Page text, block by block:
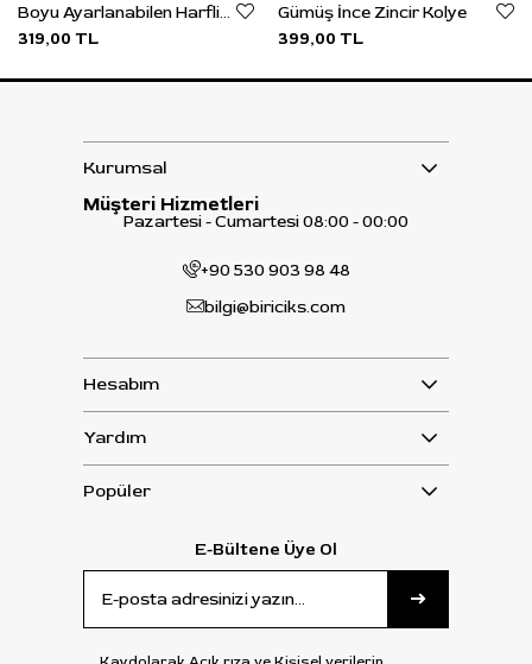
Boyu Ayarlanabilen Harfli Gümüş Balon Kolye
319,00 TL
Gümüş İnce Zincir Kolye
399,00 TL
Kurumsal
Müşteri Hizmetleri
Pazartesi - Cumartesi 08:00 - 00:00
+90 530 903 98 48
bilgi@biriciks.com
Hesabım
Yardım
Popüler
E-Bültene Üye Ol